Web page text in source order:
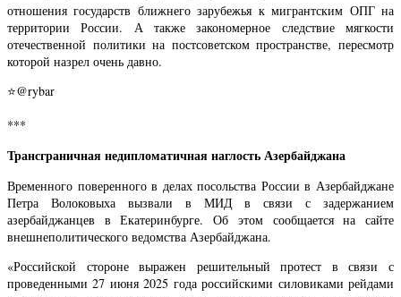
отношения государств ближнего зарубежья к мигрантским ОПГ на
территории России. А также закономерное следствие мягкости
отечественной политики на постсоветском пространстве, пересмотр
которой назрел очень давно.
⭐@rybar
***
Трансграничная недипломатичная наглость Азербайджана
Временного поверенного в делах посольства России в Азербайджане
Петра Волоковыха вызвали в МИД в связи с задержанием
азербайджанцев в Екатеринбурге. Об этом сообщается на сайте
внешнеполитического ведомства Азербайджана.
«Российской стороне выражен решительный протест в связи с
проведенными 27 июня 2025 года российскими силовиками рейдами